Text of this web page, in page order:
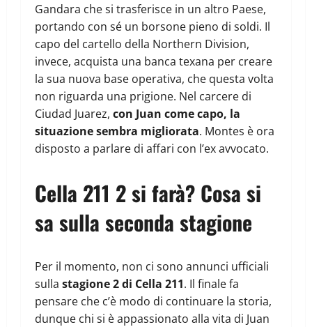
Gandara che si trasferisce in un altro Paese,
portando con sé un borsone pieno di soldi. Il
capo del cartello della Northern Division,
invece, acquista una banca texana per creare
la sua nuova base operativa, che questa volta
non riguarda una prigione. Nel carcere di
Ciudad Juarez, con Juan come capo, la
situazione sembra migliorata. Montes è ora
disposto a parlare di affari con l’ex avvocato.
Cella 211 2 si farà? Cosa si
sa sulla seconda stagione
Per il momento, non ci sono annunci ufficiali
sulla stagione 2 di Cella 211. Il finale fa
pensare che c’è modo di continuare la storia,
dunque chi si è appassionato alla vita di Juan